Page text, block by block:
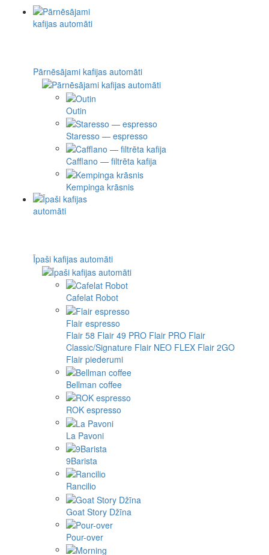
Pārnēsājami kafijas automāti
Outin
Staresso — espresso
Cafflano — filtrēta kafija
Kempinga krāsnis
Īpaši kafijas automāti
Cafelat Robot
Flair espresso
Flair 58 Flair 49 PRO Flair PRO Flair
Classic/Signature Flair NEO FLEX Flair 2GO
Flair piederumi
Bellman coffee
ROK espresso
La Pavoni
9Barista
Rancilio
Goat Story Džīna
Pour-over